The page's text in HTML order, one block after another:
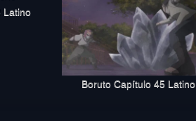
Latino
Boruto Capítulo 45 Latino